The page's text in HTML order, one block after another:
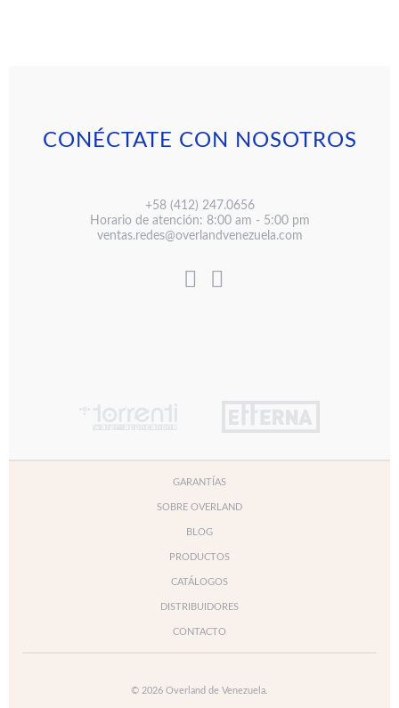
CONÉCTATE CON NOSOTROS
+58 (412) 247.0656
Horario de atención: 8:00 am - 5:00 pm
ventas.redes@overlandvenezuela.com
GARANTÍAS
SOBRE OVERLAND
BLOG
PRODUCTOS
CATÁLOGOS
DISTRIBUIDORES
CONTACTO
© 2026 Overland de Venezuela.